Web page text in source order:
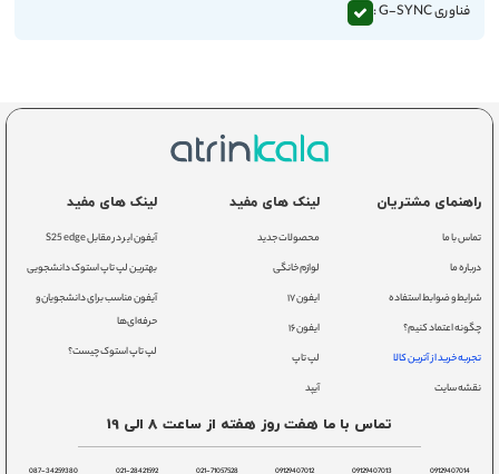
فناوری G-SYNC :
راهنمای مشتریان
تماس با ما
درباره ما
شرایط و ضوابط استفاده
چگونه اعتماد کنیم؟
تجربه خرید از آترین کالا
نقشه سایت
لینک های مفید
محصولات جدید
لوازم خانگی
ایفون ۱۷
ایفون ۱۶
لپ تاپ
آیپد
لینک های مفید
آیفون ایر در مقابل S25 edge
بهترین لپ تاپ استوک دانشجویی
آیفون مناسب برای دانشجویان و
حرفه‌ای‌ها
لپ تاپ استوک چیست؟
تماس با ما هفت روز هفته از ساعت 8 الی 19
09129407014
09129407013
09129407012
021-71057528
021-28421592
087-34259380